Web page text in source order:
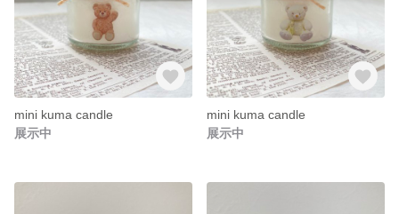
mini kuma candle
展示中
mini kuma candle
展示中